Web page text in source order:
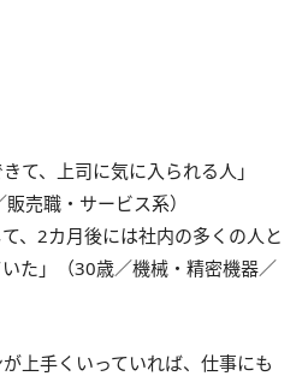
て、上司に気に入られる人」
売職・サービス系）
、2カ月後には社内の多くの人と
た」（30歳／機械・精密機器／
上手くいっていれば、仕事にも